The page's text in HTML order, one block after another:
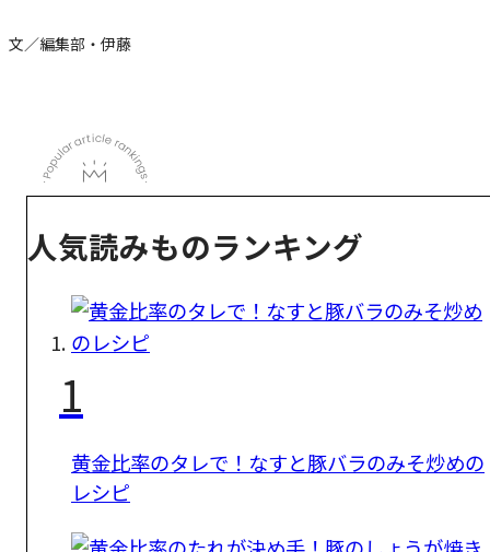
文／編集部・伊藤
人気読みものランキング
1
黄金比率のタレで！なすと豚バラのみそ炒めの
レシピ